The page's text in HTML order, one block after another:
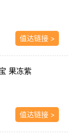
值达链接 >
果冻紫
值达链接 >